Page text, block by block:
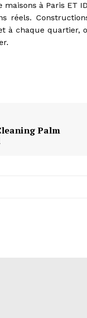
à Paris ET
réels.
à chaque quartier,
Palm